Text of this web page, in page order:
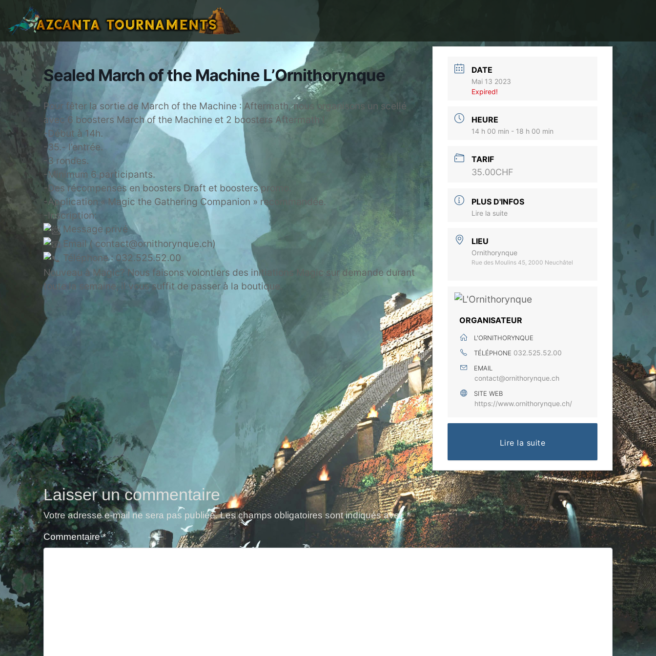
Sealed March of the Machine L’Ornithorynque
Pour fêter la sortie de March of the Machine : Aftermath, nous organisons un scellé
avec 6 boosters March of the Machine et 2 boosters Aftermath !
-Début à 14h.
-35.- l’entrée.
-3 rondes.
-Minimum 6 participants.
-Des récompenses en boosters Draft et boosters promo.
-Application « Magic the Gathering Companion » recommandée.
-Inscription:
Message privé
Email ( contact@ornithorynque.ch)
Téléphone : 032.525.52.00
Nouveau à Magic? Nous faisons volontiers des initiations Magic sur demande durant
toute la semaine, il vous suffit de passer à la boutique.
DATE
Mai 13 2023
Expired!
HEURE
14 h 00 min - 18 h 00 min
TARIF
35.00CHF
PLUS D'INFOS
Lire la suite
LIEU
Ornithorynque
Rue des Moulins 45, 2000 Neuchâtel
ORGANISATEUR
L'ORNITHORYNQUE
TÉLÉPHONE 032.525.52.00
EMAIL
contact@ornithorynque.ch
SITE WEB
https://www.ornithorynque.ch/
Lire la suite
Laisser un commentaire
Votre adresse e-mail ne sera pas publiée. Les champs obligatoires sont indiqués avec*
Commentaire*